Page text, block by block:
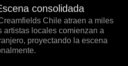
consolidada
Chile atraen a miles
artistas locales comienzan a
proyectando la escena